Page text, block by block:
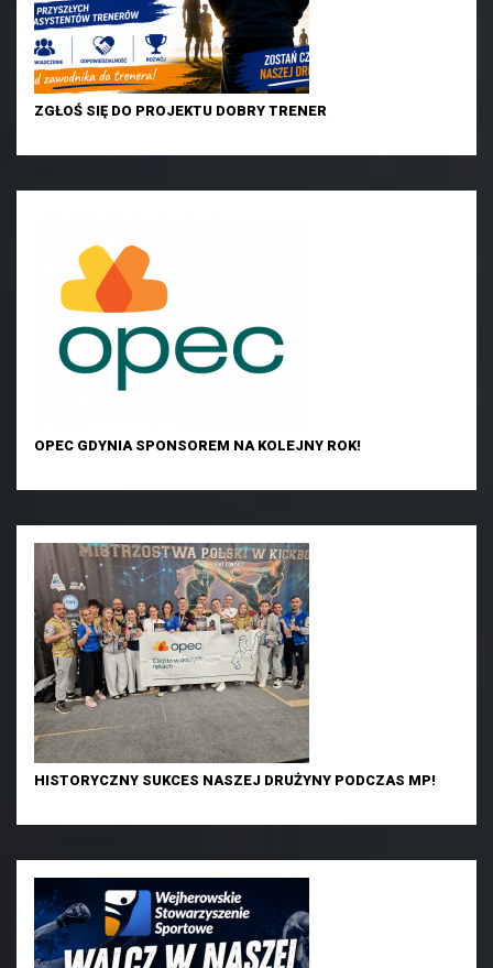
ZGŁOŚ SIĘ DO PROJEKTU DOBRY TRENER
OPEC GDYNIA SPONSOREM NA KOLEJNY ROK!
HISTORYCZNY SUKCES NASZEJ DRUŻYNY PODCZAS MP!